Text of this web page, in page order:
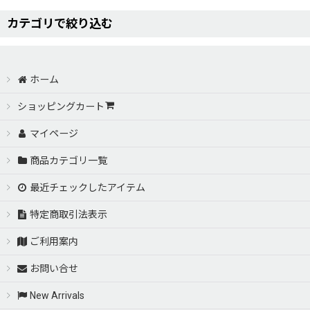
並び順 :
カテゴリで絞り込む
TOYOTA ZN6 86（トヨタ ZN6ハチロク）
JZZ/UZZ 30.31 SOARER （30系ソアラ）
GRX120系 MARK-X（GRX12系マークエックス）
JZS160/161 ARISTO GS-FCS（16系アリスト LEXUS GSフェイ
ホーム
ショッピングカート
マイページ
商品カテゴリ一覧
最近チェックしたアイテム
特定商取引法表示
ご利用案内
お問い合せ
New Arrivals